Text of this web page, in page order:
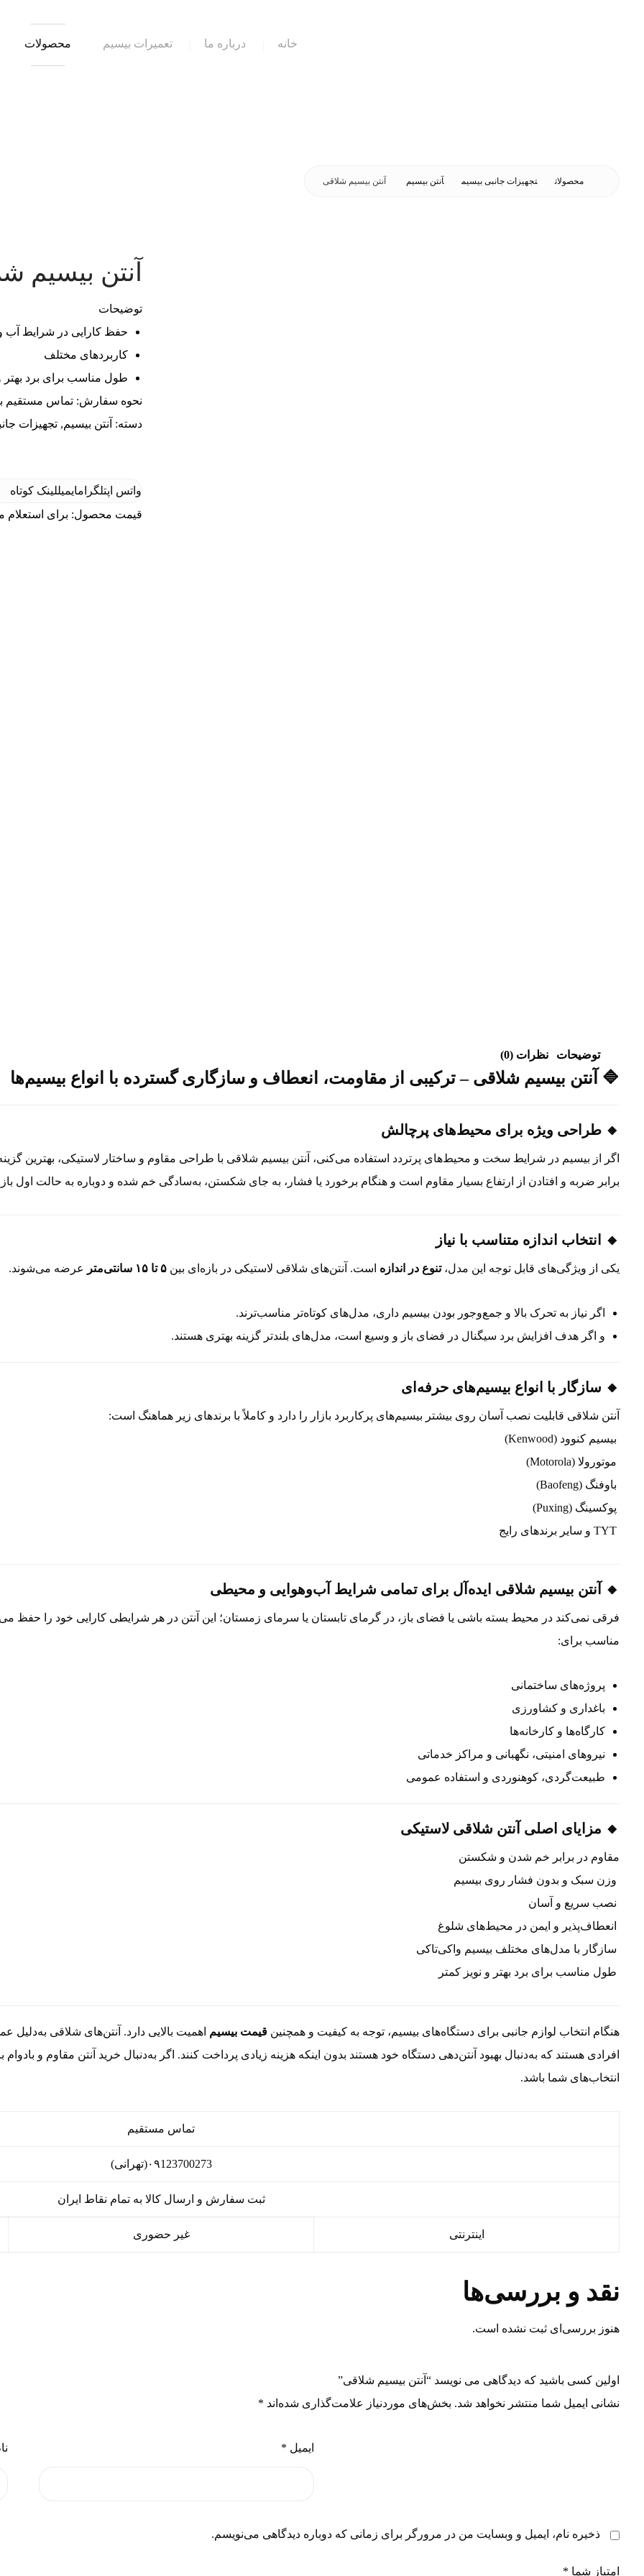
خانه درباره ما تعمیرات بیسیم محصولات
محصولات تجهیزات جانبی بیسیم آنتن بیسیم آنتن بیسیم شلاقی
آنتن بیسیم
توضیحات
حفظ کارایی در شرایط آب و
کاربردهای مختلف
طول مناسب برای برد بهتر
نحوه سفارش: تماس مستقیم
دسته: آنتن بیسیم, تجهیزات
واتس اپتلگرامایمیللینک کوتاه
قیمت محصول: برای استعلام
توضیحات نظرات (0)
🔷 آنتن بیسیم شلاقی – ترکیبی از مقاومت، انعطاف و سازگاری گسترده با انواع بیسیم‌ها
🔸 طراحی ویژه برای محیط‌های پرچالش
اگر از بیسیم در شرایط سخت و محیط‌های پرتردد استفاده می‌کنی، آنتن بیسیم شلاقی با طراحی مقاوم و ساختار لاستیکی، بهترین
برابر ضربه و افتادن از ارتفاع بسیار مقاوم است و هنگام برخورد یا فشار، به جای شکستن، به‌سادگی خم شده و دوباره به حالت اول
🔸 انتخاب اندازه متناسب با نیاز
یکی از ویژگی‌های قابل توجه این مدل،تنوع در اندازه است. آنتن‌های شلاقی لاستیکی در بازه‌ای بین ۵ تا ۱۵ سانتی‌متر عرضه می‌شوند.
اگر نیاز به تحرک بالا و جمع‌وجور بودن بیسیم داری، مدل‌های کوتاه‌تر مناسب‌ترند.
و اگر هدف افزایش برد سیگنال در فضای باز و وسیع است، مدل‌های بلندتر گزینه بهتری هستند.
🔸 سازگار با انواع بیسیم‌های حرفه‌ای
آنتن شلاقی قابلیت نصب آسان روی بیشتر بیسیم‌های پرکاربرد بازار را دارد و کاملاً با برندهای زیر هماهنگ است:
بیسیم کنوود (Kenwood)
موتورولا (Motorola)
باوفنگ (Baofeng)
پوکسینگ (Puxing)
🔸 آنتن بیسیم شلاقی ایده‌آل برای تمامی شرایط آب‌وهوایی و محیطی
فرقی نمی‌کند در محیط‌ بسته باشی یا فضای باز، در گرمای تابستان یا سرمای زمستان؛ این آنتن در هر شرایطی کارایی خود را حفظ
مناسب برای:
پروژه‌های ساختمانی
باغداری و کشاورزی
کارگاه‌ها و کارخانه‌ها
نیروهای امنیتی، نگهبانی و مراکز خدماتی
طبیعت‌گردی، کوهنوردی و استفاده عمومی
🔸 مزایای اصلی آنتن شلاقی لاستیکی
مقاوم در برابر خم شدن و شکستن
وزن سبک و بدون فشار روی بیسیم
نصب سریع و آسان
انعطاف‌پذیر و ایمن در محیط‌های شلوغ
سازگار با مدل‌های مختلف بیسیم واکی‌تاکی
طول مناسب برای برد بهتر و نویز کمتر
هنگام انتخاب لوازم جانبی برای دستگاه‌های بیسیم، توجه به کیفیت و همچنین قیمت بیسیم اهمیت بالایی دارد. آنتن‌های شلاقی به‌دلیل
افرادی هستند که به‌دنبال بهبود آنتن‌دهی دستگاه خود هستند بدون اینکه هزینه زیادی پرداخت کنند. اگر به‌دنبال خرید آنتن مقاوم و بادوام
انتخاب‌های شما باشد.
تماس مستقیم
۰۹123700273(تهرانی)
ثبت سفارش و ارسال کالا به تمام نقاط ایران
اینترنتی غیر حضوری
نقد و بررسی‌ها
هنوز بررسی‌ای ثبت نشده است.
اولین کسی باشید که دیدگاهی می نویسد “آنتن بیسیم شلاقی”
نشانی ایمیل شما منتشر نخواهد شد. بخش‌های موردنیاز علامت‌گذاری شده‌اند *
ایمیل *
ذخیره نام، ایمیل و وبسایت من در مرورگر برای زمانی که دوباره دیدگاهی می‌نویسم.
امتیاز شما *